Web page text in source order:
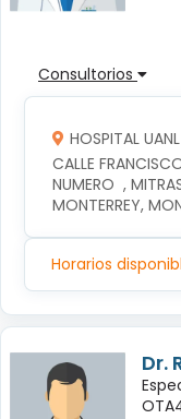
Consultorios
HOSPITAL
CALLE
NUMERO  ,
MONTERREY,
Horarios
Dr.